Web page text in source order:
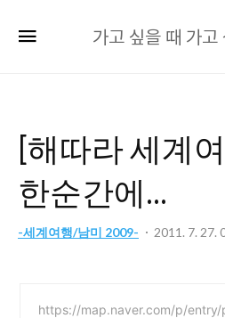
고
가
은
로
가고 싶을 때 가고
[해따라 세계
한순간에...
-세계여행/남미 2009- 2011. 7. 27.
https://map.naver.com/p/entry/